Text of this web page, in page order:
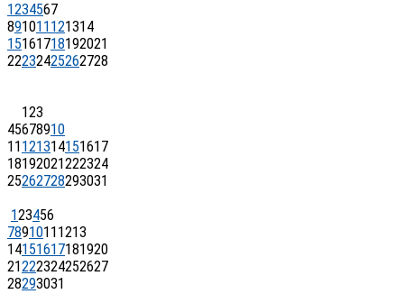
1234567
891011 121314
15161718192021
22232425262728
123
45678910
11 121314151617
18192021222324
25262728293031
123456
7891011 1213
14151617181920
21222324252627
28293031